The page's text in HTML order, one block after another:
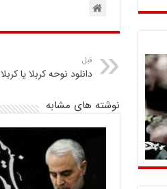
قبل
دانلود نوحه کربلا یا کربلا
نوشته های مشابه